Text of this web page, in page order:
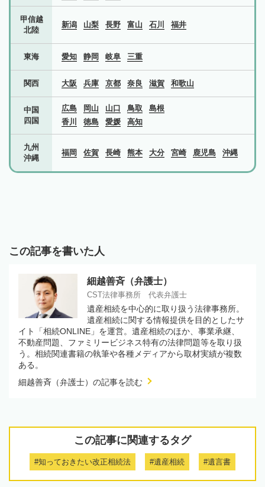
甲信越
北陸
新潟 山梨 長野 富山 石川 福井
東海 愛知 静岡 岐阜 三重
関西 大阪 兵庫 京都 奈良 滋賀 和歌山
中国
四国
広島 岡山 山口 鳥取
島根
香川
徳島 愛媛 高知
九州
沖縄
福岡 佐賀 長崎 熊本 大分 宮崎 鹿児島 沖縄
この記事を書いた人
細越善斉（弁護士）
CST法律事務所 代表弁護士
遺産相続を中心的に取り扱う法律事務所。
遺産相続に関する情報提供を目的としたサ
イト「相続ONLINE」を運営。遺産相続のほか、事業承継、
不動産問題、ファミリービジネス特有の法律問題等を取り扱
う。相続関連書籍の執筆や各種メディアから取材実績が複数
ある。
細越善斉（弁護士）の記事を読む
この記事に関連するタグ
#知っておきたい改正相続法 #遺産相続 #遺言書